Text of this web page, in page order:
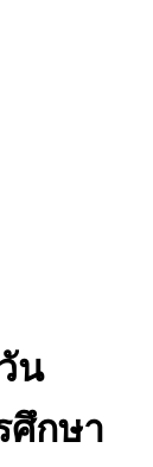
น
ศึกษา